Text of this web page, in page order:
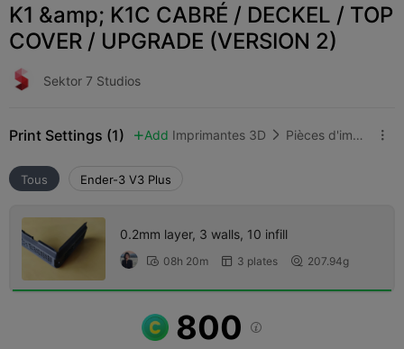
K1 &amp; K1C CABRÉ / DECKEL / TOP
COVER / UPGRADE (VERSION 2)
Sektor 7 Studios
Print Settings (1)  Add Imprimantes 3D  Pièces d'imprimante 3D 
Tous Ender-3 V3 Plus
0.2mm layer, 3 walls, 10 infill
 08h 20m  3 plates  207.94g
800 